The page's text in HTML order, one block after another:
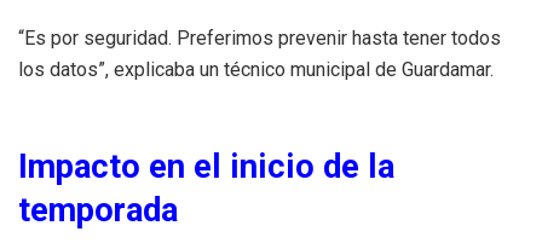
“Es por seguridad. Preferimos prevenir hasta tener todos
los datos”, explicaba un técnico municipal de Guardamar.
Impacto en el inicio de la
temporada